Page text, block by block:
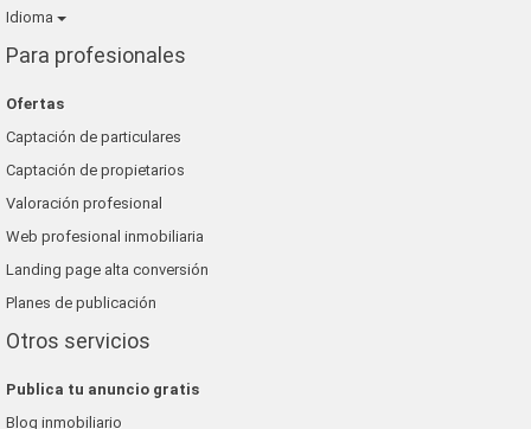
Idioma
Para profesionales
Ofertas
Captación de particulares
Captación de propietarios
Valoración profesional
Web profesional inmobiliaria
Landing page alta conversión
Planes de publicación
Otros servicios
Publica tu anuncio gratis
Blog inmobiliario